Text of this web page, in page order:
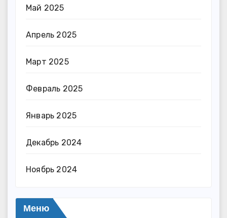
Май 2025
Апрель 2025
Март 2025
Февраль 2025
Январь 2025
Декабрь 2024
Ноябрь 2024
Меню